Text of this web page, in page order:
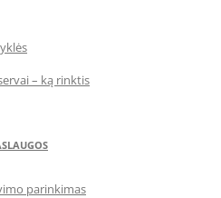
– ką rinktis
parinkimas